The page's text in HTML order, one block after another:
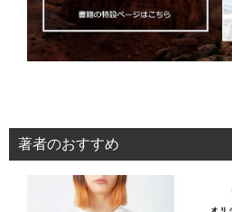
著者のおすすめ